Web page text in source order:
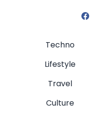
Techno
Lifestyle
Travel
Culture